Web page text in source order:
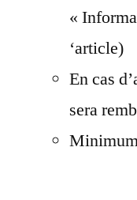
«
‘article)
En cas
sera